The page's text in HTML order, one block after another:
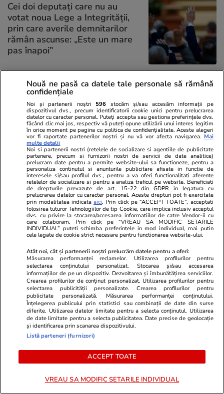
Cei doi deputați care nu au
votat noua Lege a Integrității,
prin care averile demnitarilor
rămân ascunse: „Este un mare
pas înapoi”
PARTENERI
ZiaruldeIasi.ro
Delta urbană de la Iași ar urma
să dreneze 36,5 milioane de lei.
Studiul de fezabilitate este gata,
iar consilierii locali sunt chemați
să aprobe investiția
Fanatik.ro
Încasări
Craiova
complet din
bilete
ULTIMELE ȘTIRI
Știri Locale 29 iul.
O femeie a rămas încarcerată în mașina lovită
de trenul Timișoara-Mangalia şi a fost
resuscitată
Nouă ne pasă ca datele tale personale să rămână
confidențiale
Noi și partenerii noștri 596 stocăm și/sau accesăm informații pe
dispozitivul dvs., precum identificatorii cookie unici pentru prelucrarea
datelor cu caracter personal. Puteți accepta sau gestiona preferințele dvs.
făcând clic mai jos, respectiv vă puteți opune utilizării unui interes legitim
în orice moment pe pagina cu politica de confidențialitate. Aceste alegeri
vor fi raportate partenerilor noștri și nu vă vor afecta navigarea. Mai
multe detalii
Noi si partenerii nostri (retelele de socializare si agentiile de publicitate
partenere, precum si furnizorii nostri de servicii de date analitice)
prelucram date pentru a permite website-ului sa functioneze, pentru a
personaliza continutul si anunturile publicitare afisate in functie de
interesele si/sau profilul dvs., pentru a va oferi functionalitati aferente
retelelor de socializare si pentru a analiza traficul pe website. Beneficiati
de drepturile prevazute de art. 15-22 din GDPR in legatura cu
prelucrarea datelor cu caracter personal. Aceste drepturi pot fi exercitate
prin modalitatea indicataaici. Prin click pe “ACCEPT TOATE”, acceptati
folosirea tuturor Tehnologiilor de tip Cookie, care implica inclusiv acceptul
dvs. cu privire la stocarea/accesarea informatiilor de catre Vendor-ii cu
care colaboram. Prin click pe “VREAU SA MODIFIC SETARILE
INDIVIDUAL” puteti schimba preferintele in mod individual, mai putin
cele legate de cookie strict necesare pentru functionarea website-ului.
Atât noi, cât și partenerii noștri prelucrăm datele pentru a oferi:
Măsurarea performanței reclamelor. Utilizarea profilurilor pentru
selectarea conținutului personalizat. Stocarea și/sau accesarea
informațiilor de pe un dispozitiv. Dezvoltarea și îmbunătățirea serviciilor.
Crearea profilurilor de conținut personalizat. Utilizarea profilurilor pentru
selectarea publicității personalizate. Crearea profilurilor pentru
publicitate personalizată. Măsurarea performanței conținutului.
Înțelegerea publicului prin statistici sau combinații de date din surse
diferite. Utilizarea datelor limitate pentru a selecta conținutul. Utilizarea
de date limitate pentru a selecta publicitatea. Date precise de geolocație
și identificarea prin scanarea dispozitivului.
Listă parteneri (furnizori)
ACCEPT TOATE
VREAU SA MODIFIC SETARILE INDIVIDUAL